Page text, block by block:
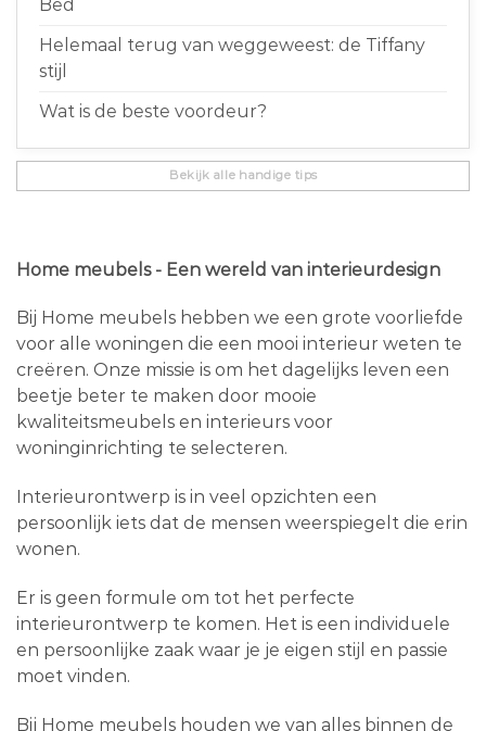
Bed
Helemaal terug van weggeweest: de Tiffany
stijl
Wat is de beste voordeur?
Bekijk alle handige tips
Home meubels - Een wereld van interieurdesign
Bij Home meubels hebben we een grote voorliefde
voor alle woningen die een mooi interieur weten te
creëren. Onze missie is om het dagelijks leven een
beetje beter te maken door mooie
kwaliteitsmeubels en interieurs voor
woninginrichting te selecteren.
Interieurontwerp is in veel opzichten een
persoonlijk iets dat de mensen weerspiegelt die erin
wonen.
Er is geen formule om tot het perfecte
interieurontwerp te komen. Het is een individuele
en persoonlijke zaak waar je je eigen stijl en passie
moet vinden.
Bij Home meubels houden we van alles binnen de